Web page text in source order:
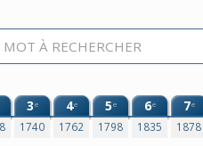
3e
1740
4e
1762
5e
1798
6e
1835
7e
1878